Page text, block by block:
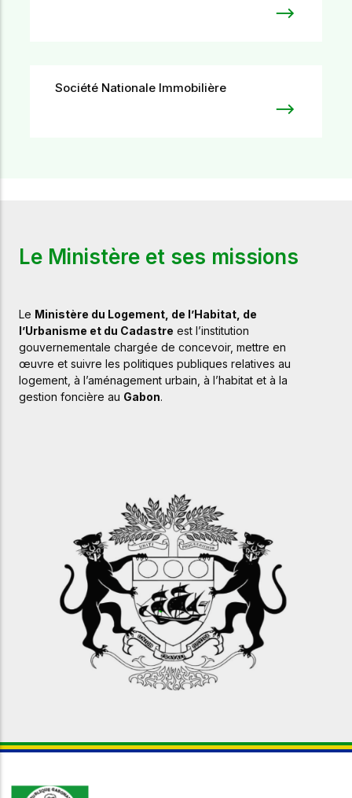
Société Nationale Immobilière
Le Ministère et ses missions
Le Ministère du Logement, de l’Habitat, de
l’Urbanisme et du Cadastre est l’institution
gouvernementale chargée de concevoir, mettre en
œuvre et suivre les politiques publiques relatives au
logement, à l’aménagement urbain, à l’habitat et à la
gestion foncière au Gabon.